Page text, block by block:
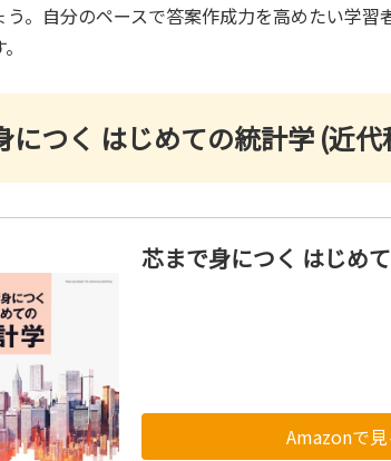
う。自分のペースで答案作成力を高めたい学
につく はじめての統計学 (近
芯まで身につく はじめ
Amazonで見